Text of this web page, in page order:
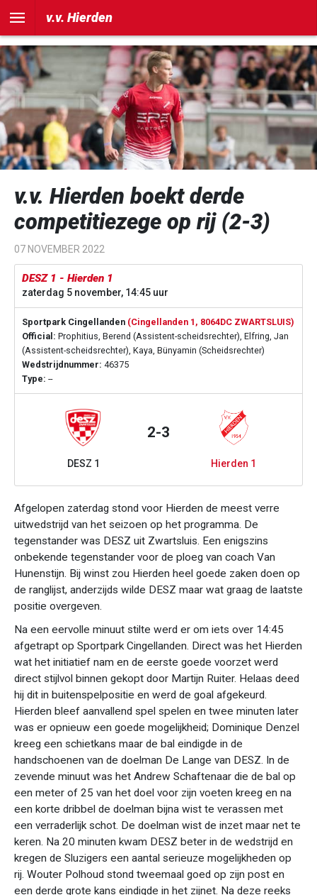
v.v. Hierden
v.v. Hierden boekt derde
competitiezege op rij (2-3)
07 NOVEMBER 2022
DESZ 1 - Hierden 1
zaterdag 5 november, 14:45 uur
Sportpark Cingellanden (Cingellanden 1, 8064DC ZWARTSLUIS)
Official: Prophitius, Berend (Assistent-scheidsrechter), Elfring, Jan
(Assistent-scheidsrechter), Kaya, Bünyamin (Scheidsrechter)
Wedstrijdnummer: 46375
Type: --
DESZ 1
2-3
Hierden 1
Afgelopen zaterdag stond voor Hierden de meest verre
uitwedstrijd van het seizoen op het programma. De
tegenstander was DESZ uit Zwartsluis. Een enigszins
onbekende tegenstander voor de ploeg van coach Van
Hunenstijn. Bij winst zou Hierden heel goede zaken doen op
de ranglijst, anderzijds wilde DESZ maar wat graag de laatste
positie overgeven.
Na een eervolle minuut stilte werd er om iets over 14:45
afgetrapt op Sportpark Cingellanden. Direct was het Hierden
wat het initiatief nam en de eerste goede voorzet werd
direct stijlvol binnen gekopt door Martijn Ruiter. Helaas deed
hij dit in buitenspelpositie en werd de goal afgekeurd.
Hierden bleef aanvallend spel spelen en twee minuten later
was er opnieuw een goede mogelijkheid; Dominique Denzel
kreeg een schietkans maar de bal eindigde in de
handschoenen van de doelman De Lange van DESZ. In de
zevende minuut was het Andrew Schaftenaar die de bal op
een meter of 25 van het doel voor zijn voeten kreeg en na
een korte dribbel de doelman bijna wist te verassen met
een verraderlijk schot. De doelman wist de inzet maar net te
keren. Na 20 minuten kwam DESZ beter in de wedstrijd en
kregen de Sluzigers een aantal serieuze mogelijkheden op
rij. Wouter Polhoud stond tweemaal goed op zijn post en
een derde grote kans eindigde in het zijnet. Na deze reeks